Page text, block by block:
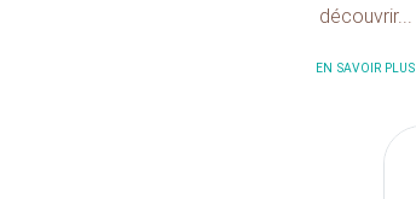
découvrir...
EN SAVOIR PLUS